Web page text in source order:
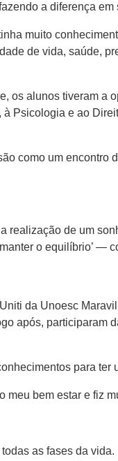
a diferença em
muito
de vida, saúde,
os alunos tiveram a
Psicologia e ao
como um encontro
de um
o equilíbrio’ —
da Unoesc
após, participaram
para ter
bem estar e fiz
as fases da